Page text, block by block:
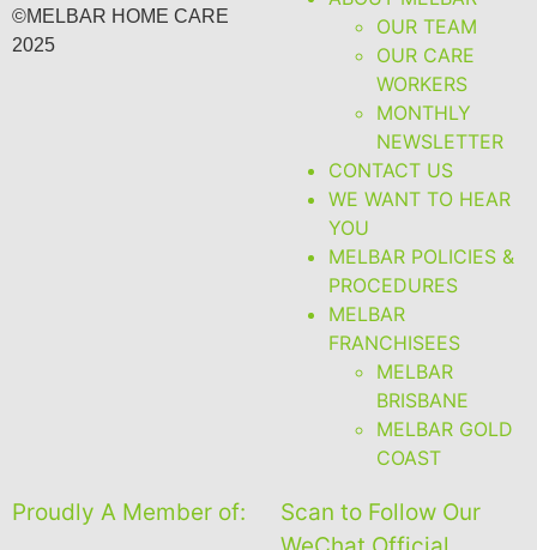
©MELBAR HOME CARE
2025
OUR TEAM
OUR CARE
WORKERS
MONTHLY
NEWSLETTER
CONTACT US
WE WANT TO HEAR
YOU
MELBAR POLICIES &
PROCEDURES
MELBAR
FRANCHISEES
MELBAR
BRISBANE
MELBAR GOLD
COAST
Proudly A Member of:
Scan to Follow Our